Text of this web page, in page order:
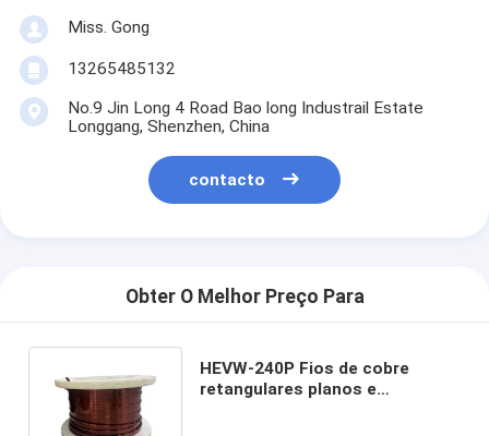
Miss. Gong
13265485132
No.9 Jin Long 4 Road Bao long Industrail Estate
Longgang, Shenzhen, China
contacto
Obter O Melhor Preço Para
HEVW-240P Fios de cobre
retangulares planos e